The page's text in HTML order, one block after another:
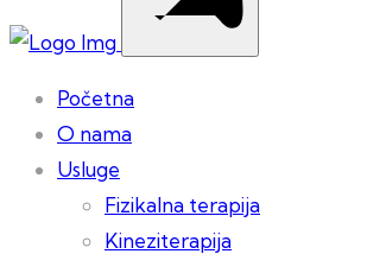
Početna
O nama
Usluge
Fizikalna terapija
Kineziterapija